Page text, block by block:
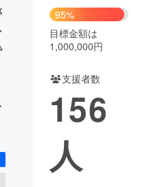
CAMPFIRE Creation
ya コミュニティ
95%
目標金額は
1,000,000円
支援者数
156
人